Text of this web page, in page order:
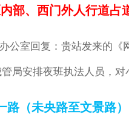
部、西门外人行道占
公室回复：贵站发来的
局安排夜班执法人员，
（未央路至文景路）